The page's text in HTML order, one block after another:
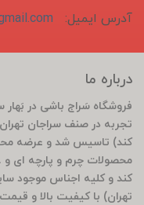
آدرس ایمیل:
درباره ما
تجربه در صنف سراجان
کند) تاسیس شد و عرضه
محصولات چرم و پارچه ای و
کند و کلیه اجناس موجود
تهران) با کیفیت بالا و